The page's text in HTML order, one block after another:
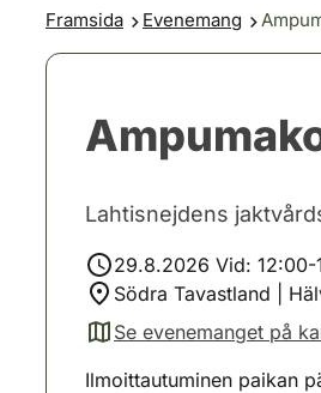
Framsida Evenemang
Lahtisnejdens
29.8.2026 Vid: 12:00-
Södra Tavastland |
Se evenemanget på
(avautuu uuteen
Ilmoittautuminen paikan